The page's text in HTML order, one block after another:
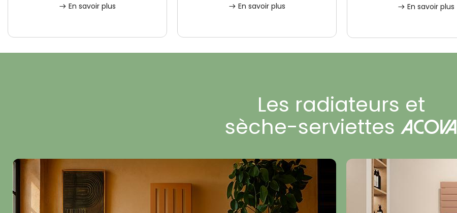
En savoir plus En savoir plus En savoir plus
Les radiateurs et
sèche-serviettes Acova